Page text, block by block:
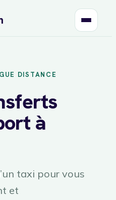
DISTANCE
à
taxi pour vous
et